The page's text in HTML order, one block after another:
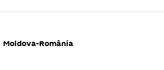
Moldova-România